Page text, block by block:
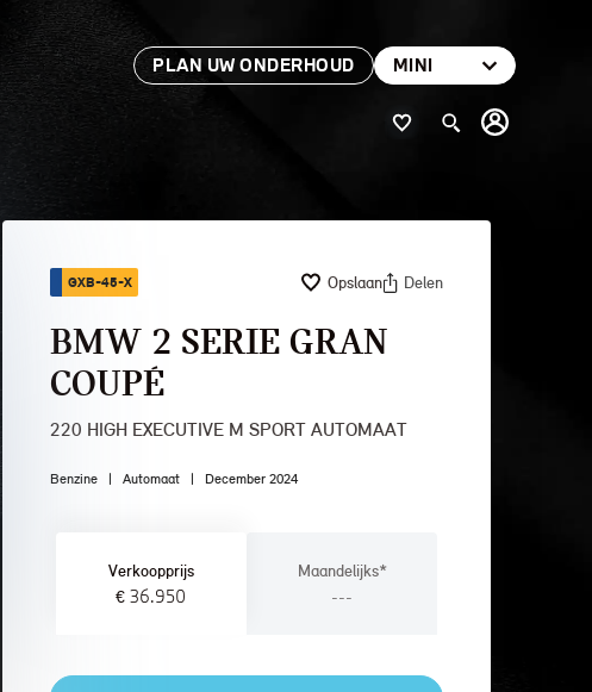
PLAN UW ONDERHOUD MINI
GXB-45-X Opslaan Delen
BMW 2 SERIE GRAN
COUPÉ
220 HIGH EXECUTIVE M SPORT AUTOMAAT
Benzine | Automaat | December 2024
Verkoopprijs
€ 36.950
Maandelijks*
---